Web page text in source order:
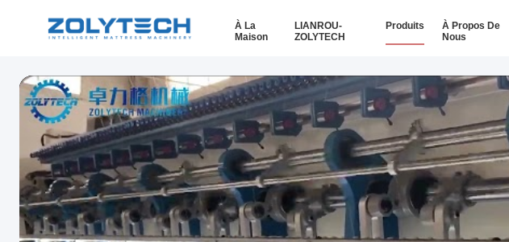
À La
Maison
LIANROU-
ZOLYTECH
Produits
À Propos De
Nous